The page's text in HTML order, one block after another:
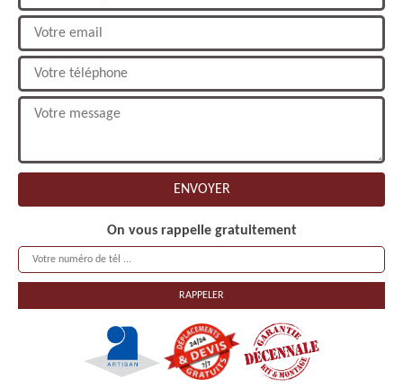
On vous rappelle gratuitement